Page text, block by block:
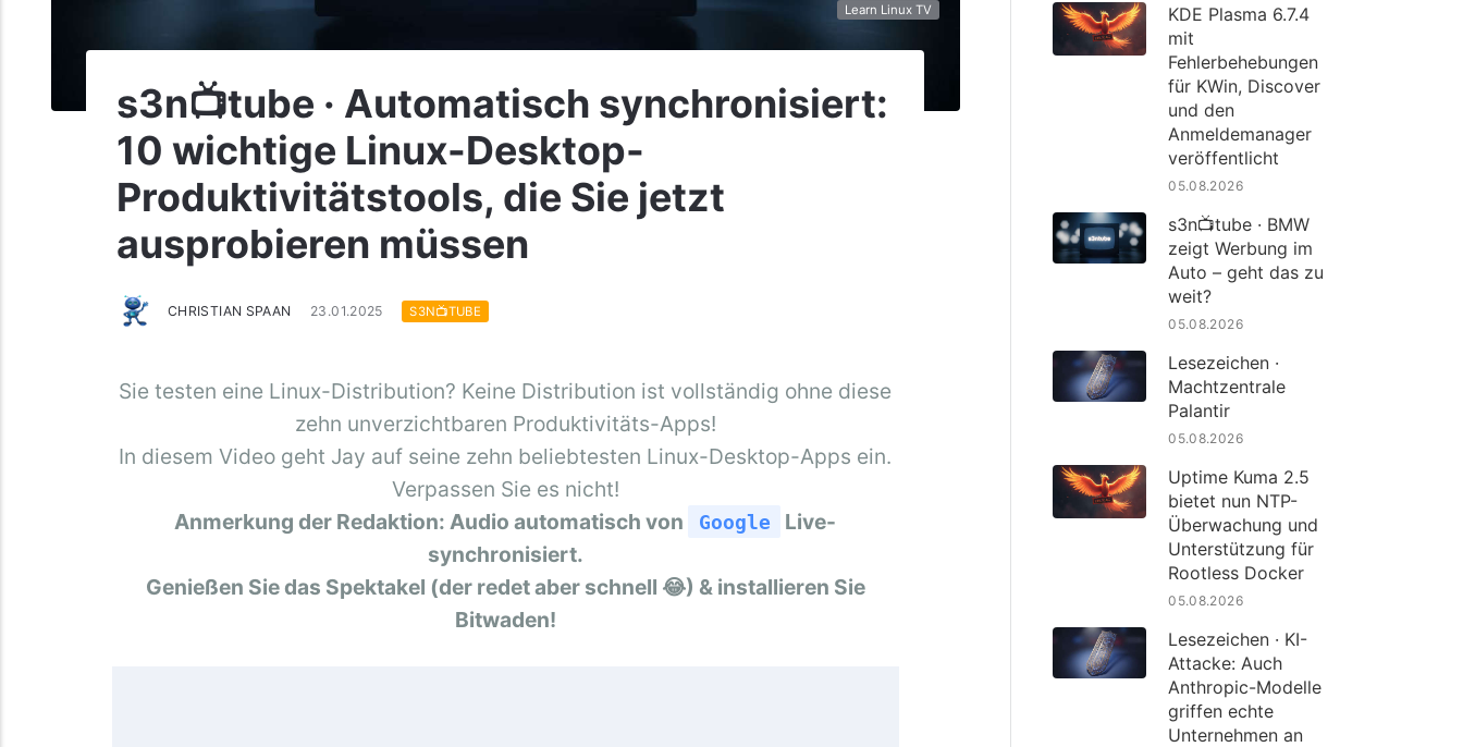
Learn Linux TV
s3n📺tube · Automatisch synchronisiert:
10 wichtige Linux-Desktop-
Produktivitätstools, die Sie jetzt
ausprobieren müssen
CHRISTIAN SPAAN 23.01.2025 S3N📺TUBE
Sie testen eine Linux-Distribution? Keine Distribution ist vollständig ohne diese
zehn unverzichtbaren Produktivitäts-Apps!
In diesem Video geht Jay auf seine zehn beliebtesten Linux-Desktop-Apps ein.
Verpassen Sie es nicht!
Anmerkung der Redaktion: Audio automatisch von
Google
Live-
synchronisiert.
Genießen Sie das Spektakel (der redet aber schnell 😂) & installieren Sie
Bitwaden!
KDE Plasma 6.7.4
mit
Fehlerbehebungen
für KWin, Discover
und den
Anmeldemanager
veröffentlicht
05.08.2026
s3n📺tube · BMW
zeigt Werbung im
Auto – geht das zu
weit?
05.08.2026
Lesezeichen ·
Machtzentrale
Palantir
05.08.2026
Uptime Kuma 2.5
bietet nun NTP-
Überwachung und
Unterstützung für
Rootless Docker
05.08.2026
Lesezeichen · KI-
Attacke: Auch
Anthropic-Modelle
griffen echte
Unternehmen an